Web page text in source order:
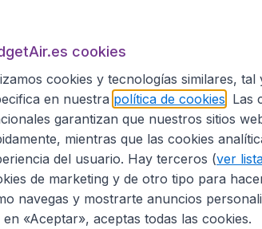
BudgetAir.es
Programa afiliados
Información Legal
Oportunidades profesionales
cookies
cookies y tecnologías similares, tal
en nuestra política de cookies .
garantizan que nuestros sitios
mientras que las cookies
del usuario. Hay terceros (ver
de marketing y de otro tipo para
navegas y mostrarte anuncios
en «Aceptar», aceptas todas las cookies.